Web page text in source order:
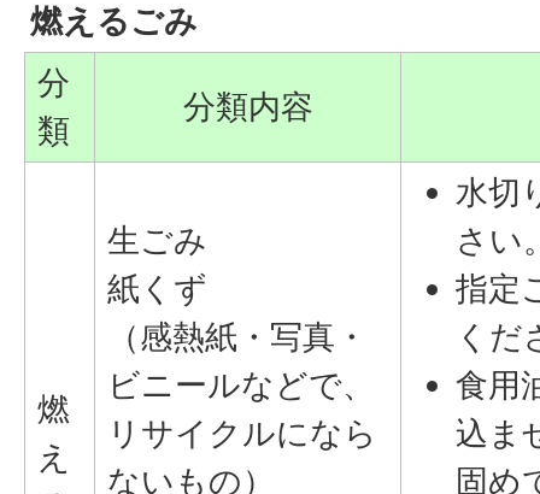
燃えるごみ
分
類
分類内容
燃
え
生ごみ
紙くず
（感熱紙・写真・
ビニールなどで、
リサイクルになら
ないもの）
水切
さい
指定
くだ
食用
込ま
固め